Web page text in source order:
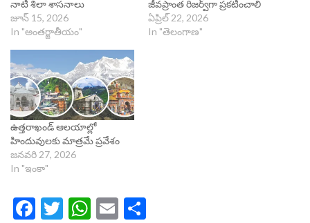
నాటి శిలా శాసనాలు
జూన్ 15, 2026
In "అంతర్జాతీయం"
జీవప్రాంత రిజర్వ్‌గా ప్రకటించాలి
ఏప్రిల్ 22, 2026
In "తెలంగాణ"
ఉత్తరాఖండ్ ఆలయాల్లో
హిందువులకు మాత్రమే ప్రవేశం
జనవరి 27, 2026
In "ఇంకా"
Facebook
Twitter
WhatsApp
Email